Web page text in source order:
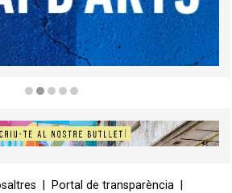
Portal de transparència